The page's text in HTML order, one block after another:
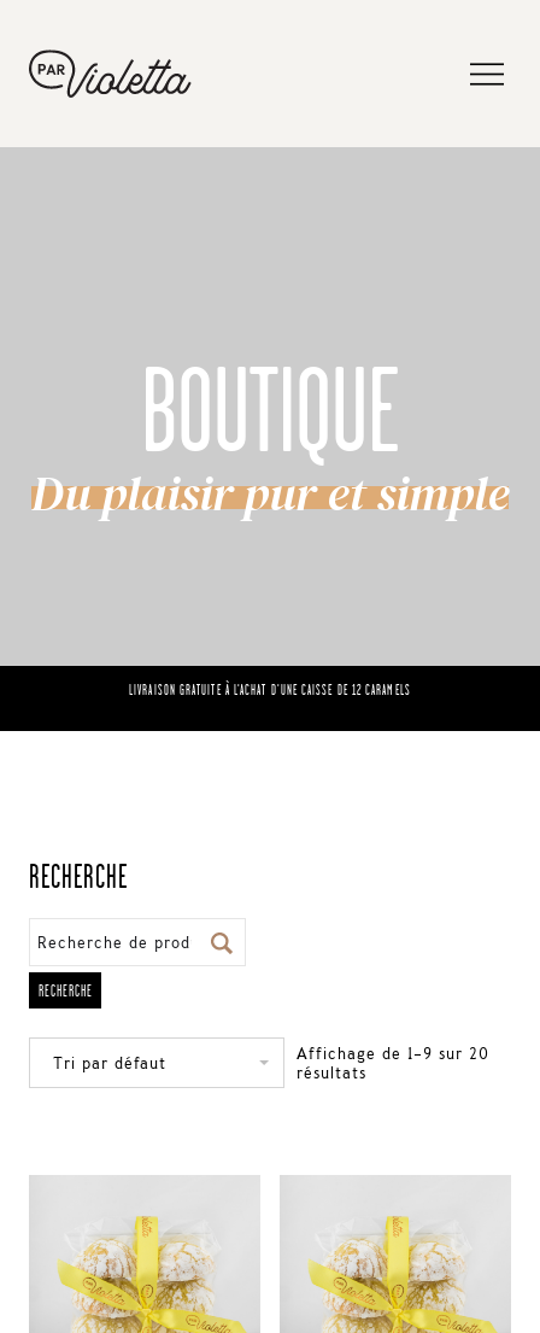
BOUTIQUE
Du plaisir pur et simple
LIVRAISON GRATUITE À L'ACHAT D'UNE CAISSE DE 12 CARAMELS
RECHERCHE
RECHERCHE
Affichage de 1–9 sur 20
résultats